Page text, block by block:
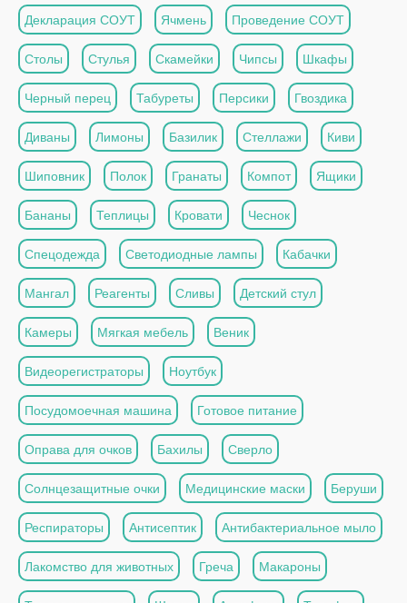
Декларация СОУТ Ячмень Проведение СОУТ
Столы Стулья Скамейки Чипсы Шкафы
Черный перец Табуреты Персики Гвоздика
Диваны Лимоны Базилик Стеллажи Киви
Шиповник Полок Гранаты Компот Ящики
Бананы Теплицы Кровати Чеснок
Спецодежда Светодиодные лампы Кабачки
Мангал Реагенты Сливы Детский стул
Камеры Мягкая мебель Веник
Видеорегистраторы Ноутбук
Посудомоечная машина Готовое питание
Оправа для очков Бахилы Сверло
Солнцезащитные очки Медицинские маски Беруши
Респираторы Антисептик Антибактериальное мыло
Лакомство для животных Греча Макароны